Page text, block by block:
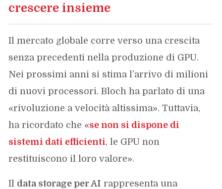
crescere insieme
Il mercato globale corre verso una crescita
senza precedenti nella produzione di GPU.
Nei prossimi anni si stima l’arrivo di milioni
di nuovi processori. Bloch ha parlato di una
«rivoluzione a velocità altissima». Tuttavia,
ha ricordato che «se non si dispone di
sistemi dati efficienti, le GPU non
restituiscono il loro valore».
Il data storage per AI rappresenta una